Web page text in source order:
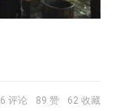
6 评论 89 赞 62 收藏